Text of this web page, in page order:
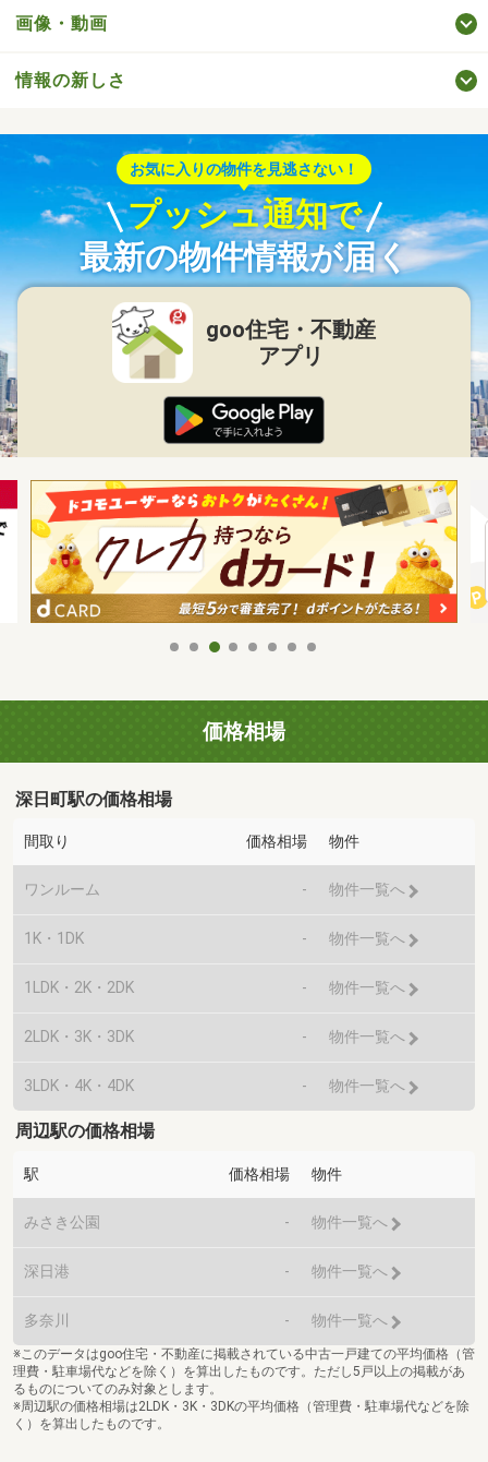
画像・動画
情報の新しさ
お気に入りの物件を見逃さない！
プッシュ通知で
最新の物件情報が届く
goo住宅・不動産
アプリ
価格相場
深日町駅の価格相場
間取り 価格相場 物件
ワンルーム - 物件一覧へ
1K・1DK - 物件一覧へ
1LDK・2K・2DK - 物件一覧へ
2LDK・3K・3DK - 物件一覧へ
3LDK・4K・4DK - 物件一覧へ
周辺駅の価格相場
駅 価格相場 物件
みさき公園 - 物件一覧へ
深日港 - 物件一覧へ
多奈川 - 物件一覧へ
※このデータはgoo住宅・不動産に掲載されている中古一戸建ての平均価格（管
理費・駐車場代などを除く）を算出したものです。ただし5戸以上の掲載があ
るものについてのみ対象とします。
※周辺駅の価格相場は2LDK・3K・3DKの平均価格（管理費・駐車場代などを除
く）を算出したものです。